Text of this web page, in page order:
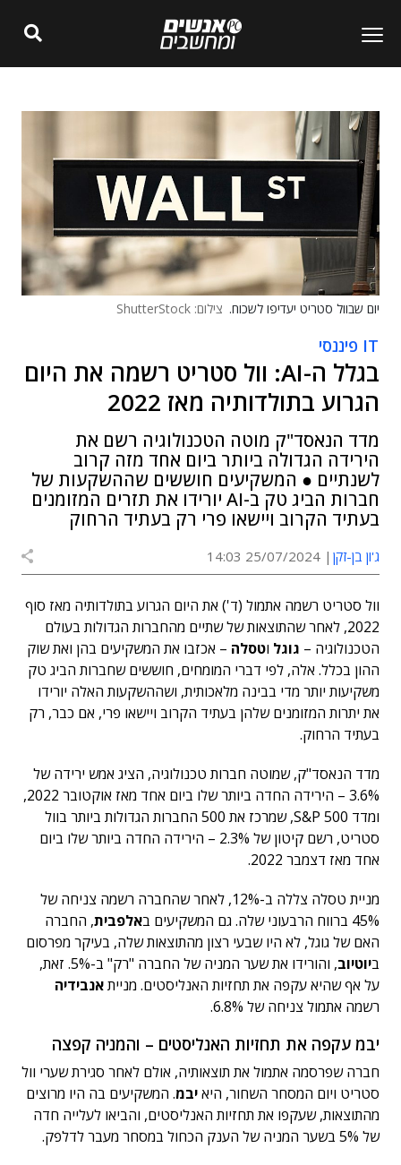
יום שבוול סטריט יעדיפו לשכוח. צילום: ShutterStock
IT פיננסי
בגלל ה-AI: וול סטריט רשמה את היום
הגרוע בתולדותיה מאז 2022
מדד הנאסד"ק מוטה הטכנולוגיה רשם את
הירידה הגדולה ביותר ביום אחד מזה קרוב
לשנתיים ● המשקיעים חוששים שההשקעות של
חברות הביג טק ב-AI יורידו את תזרים המזומנים
בעתיד הקרוב ויישאו פרי רק בעתיד הרחוק
ג'ון בן-זקן 25/07/2024 14:03
וול סטריט רשמה אתמול (ד') את היום הגרוע בתולדותיה מאז סוף
2022, לאחר שהתוצאות של שתיים מהחברות הגדולות בעולם
הטכנולוגיה – גוגל וטסלה – אכזבו את המשקיעים בהן ואת שוק
ההון בכלל. אלה, לפי דברי המומחים, חוששים שחברות הביג טק
משקיעות יותר מדי בבינה מלאכותית, ושההשקעות האלה יורידו
את יתרות המזומנים שלהן בעתיד הקרוב ויישאו פרי, אם כבר, רק
בעתיד הרחוק.
מדד הנאסד"ק, שמוטה חברות טכנולוגיה, הציג אמש ירידה של
3.6% – הירידה החדה ביותר שלו ביום אחד מאז אוקטובר 2022,
ומדד S&P 500, שמרכז את 500 החברות הגדולות ביותר בוול
סטריט, רשם קיטון של 2.3% – הירידה החדה ביותר שלו ביום
אחד מאז דצמבר 2022.
מניית טסלה צללה ב-12%, לאחר שהחברה רשמה צניחה של
45% ברווח הרבעוני שלה. גם המשקיעים ב
אלפבית, החברה
האם של גוגל, לא היו שבעי רצון מהתוצאות שלה, בעיקר מפרסום
ביוטיוב
, והורידו את שער המניה של החברה "רק" ב-5%. זאת,
על אף שהיא עקפה את תחזיות האנליסטים. מנייתאנבידיה
רשמה אתמול צניחה של 6.8%.
יבמ עקפה את תחזיות האנליסטים – והמניה קפצה
חברה שפרסמה אתמול את תוצאותיה, אולם לאחר סגירת שערי וול
סטריט ויום המסחר השחור, היאיבמ. המשקיעים בה היו מרוצים
מהתוצאות, שעקפו את תחזיות האנליסטים, והביאו לעלייה חדה
של 5% בשער המניה של הענק הכחול במסחר מעבר לדלפק.